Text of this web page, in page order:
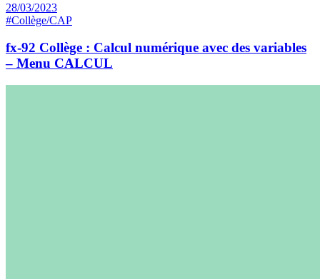
28/03/2023
#Collège/CAP
fx-92 Collège : Calcul numérique avec des variables
– Menu CALCUL